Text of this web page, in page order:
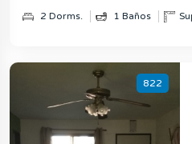
2 Dorms. 1 Baños
822